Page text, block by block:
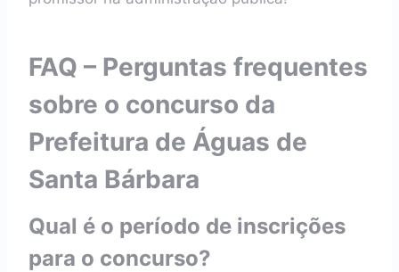
FAQ – Perguntas frequentes
sobre o concurso da
Prefeitura de Águas de
Santa Bárbara
Qual é o período de inscrições
para o concurso?